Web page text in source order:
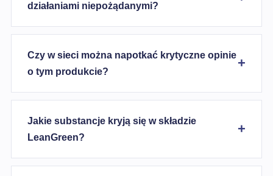
działaniami niepożądanymi?
Czy w sieci można napotkać krytyczne opinie
o tym produkcie?
Jakie substancje kryją się w składzie
LeanGreen?